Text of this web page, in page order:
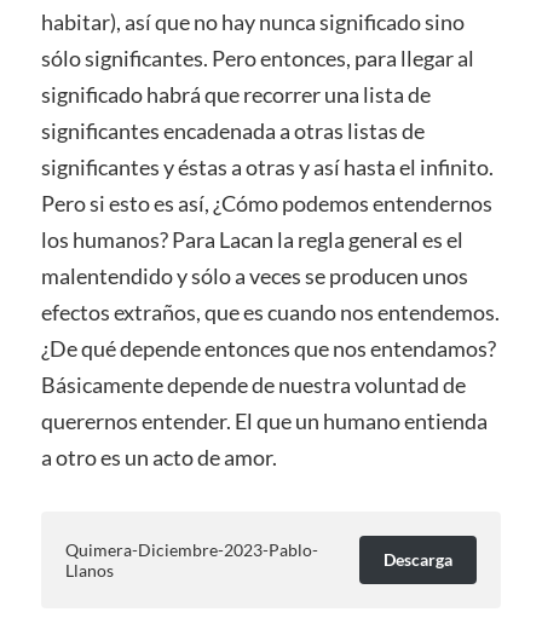
habitar), así que no hay nunca significado sino
sólo significantes. Pero entonces, para llegar al
significado habrá que recorrer una lista de
significantes encadenada a otras listas de
significantes y éstas a otras y así hasta el infinito.
Pero si esto es así, ¿Cómo podemos entendernos
los humanos? Para Lacan la regla general es el
malentendido y sólo a veces se producen unos
efectos extraños, que es cuando nos entendemos.
¿De qué depende entonces que nos entendamos?
Básicamente depende de nuestra voluntad de
querernos entender. El que un humano entienda
a otro es un acto de amor.
Quimera-Diciembre-2023-Pablo-
Llanos
Descarga